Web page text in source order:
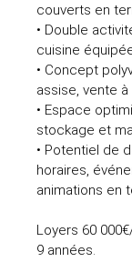
couverts en
• Double
cuisine
• Concept
assise, vente
• Espace
stockage et
• Potentiel de
horaires,
animations en
Loyers 60
9 années.